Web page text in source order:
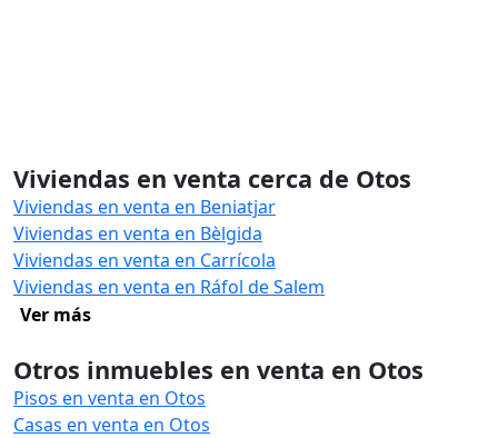
Viviendas en venta cerca de Otos
Viviendas en venta en Beniatjar
Viviendas en venta en Bèlgida
Viviendas en venta en Carrícola
Viviendas en venta en Ráfol de Salem
Ver más
Otros inmuebles en venta en Otos
Pisos en venta en Otos
Casas en venta en Otos